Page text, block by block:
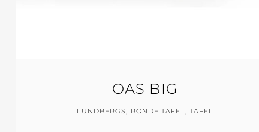
OAS BIG
LUNDBERGS, RONDE TAFEL, TAFEL